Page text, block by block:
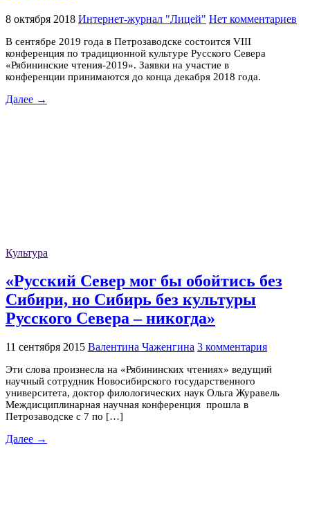
8 октября 2018 Интернет-журнал "Лицей" Нет комментариев
В сентябре 2019 года в Петрозаводске состоится VIII
конференция по традиционной культуре Русского Севера
«Рябининские чтения-2019». Заявки на участие в
конференции принимаются до конца декабря 2018 года.
Далее →
Культура
«Русский Север мог бы обойтись без
Сибири, но Сибирь без культуры
Русского Севера – никогда»
11 сентября 2015 Валентина Чаженгина 3 комментария
Эти слова произнесла на «Рябининских чтениях» ведущий
научный сотрудник Новосибирского государственного
университета, доктор филологических наук Ольга Журавель
Междисциплинарная научная конференция прошла в
Петрозаводске с 7 по […]
Далее →